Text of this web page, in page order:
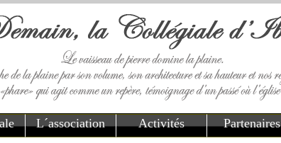
L´association Activités Partenaires